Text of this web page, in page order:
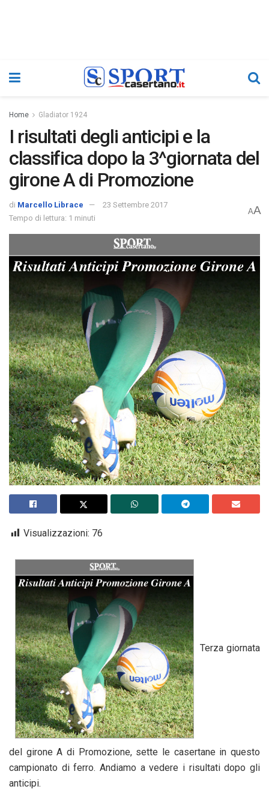
Home Gladiator 1924
I risultati degli anticipi e la
classifica dopo la 3^giornata del
girone A di Promozione
di Marcello Librace
23 Settembre 2017
Tempo di lettura: 1 minuti
AA
Visualizzazioni: 76
Terza giornata
del girone A di Promozione, sette le casertane in questo
campionato di ferro. Andiamo a vedere i risultati dopo gli
anticipi.